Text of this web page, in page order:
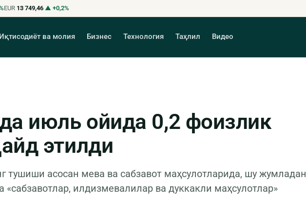
EUR 13 749,46 ▲ +0,2%
Иқтисодиёт ва молия Бизнес Технология Таҳлил Видео
июль ойида 0,2 фоизлик
этилди
тушиши асосан мева ва сабзавот маҳсулотларида, шу жумладан
«сабзавотлар, илдизмевалилар ва дуккакли маҳсулотлар»